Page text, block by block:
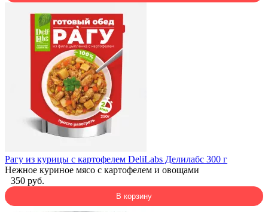
Рагу из курицы с картофелем DeliLabs Делилабс 300 г
Нежное куриное мясо с картофелем и овощами
350 руб.
В корзину